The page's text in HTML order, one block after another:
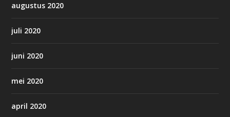
augustus 2020
juli 2020
juni 2020
mei 2020
april 2020